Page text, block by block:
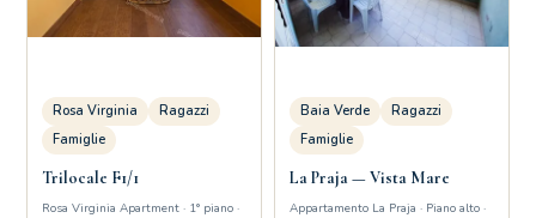
Rosa Virginia
Ragazzi
Famiglie
Trilocale F1/1
Rosa Virginia Apartment · 1° piano ·
Baia Verde
Ragazzi
Famiglie
La Praja — Vista Mare
Appartamento La Praja · Piano alto ·